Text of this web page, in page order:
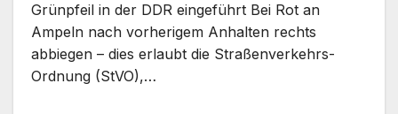
Grünpfeil in der DDR eingeführt Bei Rot an
Ampeln nach vorherigem Anhalten rechts
abbiegen – dies erlaubt die Straßenverkehrs-
Ordnung (StVO),…